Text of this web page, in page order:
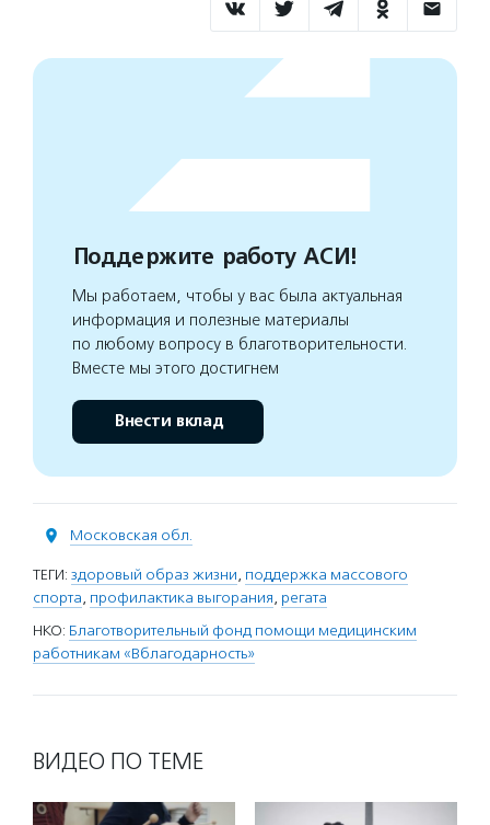
Поддержите работу АСИ!
Мы работаем, чтобы у вас была актуальная
информация и полезные материалы
по любому вопросу в благотворительности.
Вместе мы этого достигнем
Внести вклад
Московская обл.
ТЕГИ: здоровый образ жизни, поддержка массового
спорта, профилактика выгорания, регата
НКО: Благотворительный фонд помощи медицинским
работникам «Вблагодарность»
ВИДЕО ПО ТЕМЕ